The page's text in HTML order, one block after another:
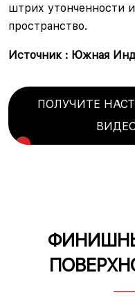
штрих утонченности
пространство.
Источник : Южная
ПОЛУЧИТЕ